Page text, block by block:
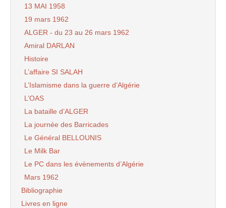
13 MAI 1958
19 mars 1962
ALGER - du 23 au 26 mars 1962
Amiral DARLAN
Histoire
L’affaire SI SALAH
L’Islamisme dans la guerre d’Algérie
L’OAS
La bataille d’ALGER
La journée des Barricades
Le Général BELLOUNIS
Le Milk Bar
Le PC dans les évènements d’Algérie
Mars 1962
Bibliographie
Livres en ligne